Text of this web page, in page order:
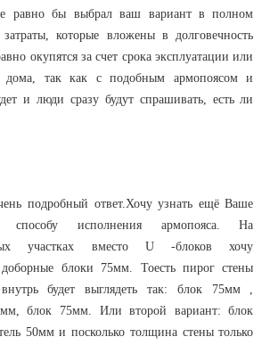
равно бы выбрал ваш вариант в полном
которые вложены в долговечность
окупятся за счет срока эксплуатации или
дома, так как с подобным армопоясом и
и люди сразу будут спрашивать, есть ли
подробный ответ.Хочу узнать ещё Ваше
исполнения армопояса. На
участках вместо U -блоков хочу
доборные блоки 75мм. Тоесть пирог стены
будет выглядеть так: блок 75мм ,
блок 75мм. Или второй вариант: блок
50мм и посколько толщина стены только